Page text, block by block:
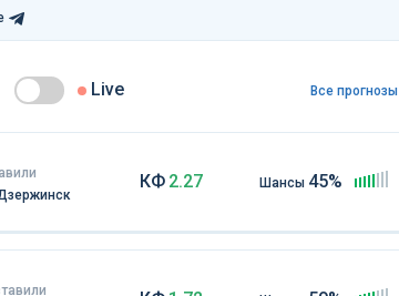
Live Все прогнозы
КФ 2.27 Шансы 45%